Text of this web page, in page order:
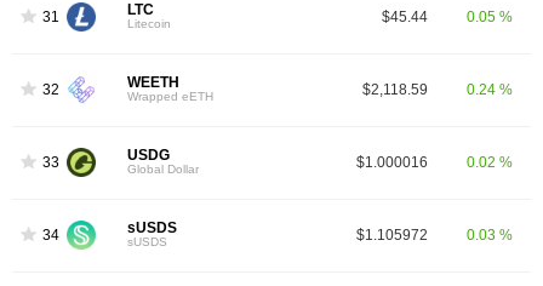
31 LTC
Litecoin $45.44 0.05 %
32 WEETH
Wrapped eETH $2,118.59 0.24 %
33 USDG
Global Dollar $1.000016 0.02 %
34 sUSDS
sUSDS $1.105972 0.03 %